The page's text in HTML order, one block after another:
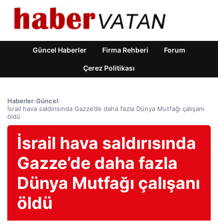
Güncel Haberler Firma Rehberi Forum
Çerez Politikası
Haberler›Güncel›
İsrail hava saldırısında Gazze’de daha fazla Dünya Mutfağı çalışanı
öldü
İsrail hava saldırısında
Gazze’de daha fazla
Dünya Mutfağı çalışanı
öldü